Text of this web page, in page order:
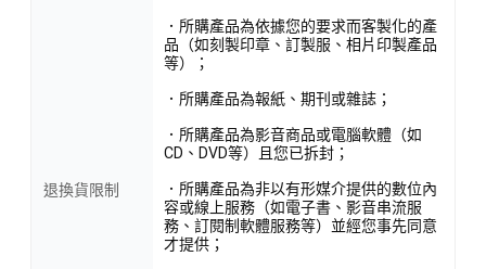
退換貨限制
．所購產品為依據您的要求而客製化的產
品（如刻製印章、訂製服、相片印製產品
等）；
．所購產品為報紙、期刊或雜誌；
．所購產品為影音商品或電腦軟體（如
CD、DVD等）且您已拆封；
．所購產品為非以有形媒介提供的數位內
容或線上服務（如電子書、影音串流服
務、訂閱制軟體服務等）並經您事先同意
才提供；